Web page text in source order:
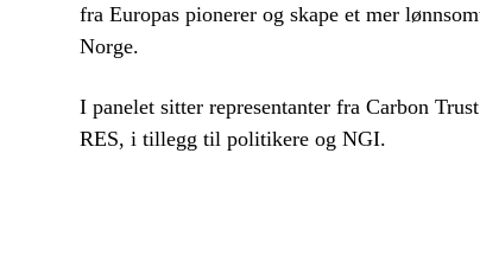
fra Europas pionerer og skape et mer
Norge.
I panelet sitter representanter fra Carbon
RES, i tillegg til politikere og NGI.